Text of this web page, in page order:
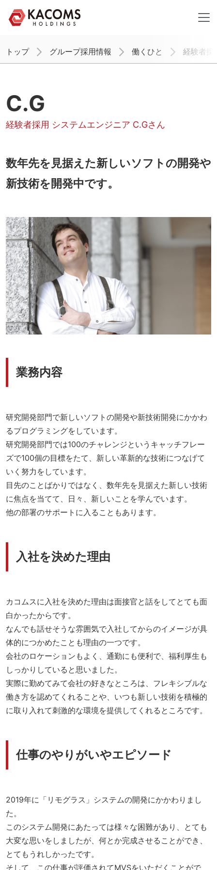
トップ グループ採用情報 働くひと 経験者採
C.G
経験者採用 システムエンジニア C.Gさん
数年先を見据えた新しいソフトの開発や
新技術を開発中です。
業務内容
研究開発部門で新しいソフトの開発や新技術開発にかかわ
るプログラミングをしています。
研究開発部門では100のチャレンジというキャッチフレー
ズで100個の目標をたて、新しい革新的な技術につなげて
いく努力をしています。
目先のことばかりではなく、数年先を見据えた新しい技術
に焦点を当てて、日々、新しいことを学んでいます。
他の部署のサポートに入ることもあります。
入社を決めた理由
カコムスに入社を決めた理由は面接官と話をしてとても面
白かったからです。
なんでも話せそうな雰囲気で入社してからのイメージが具
体的につかめたことも理由の一つです。
会社のロケーションもよく、通勤にも便利で、福利厚生も
しっかりしていると思いました。
実際に勤めてみて会社の好きなところは、フレキシブルな
働き方を認めてくれることや、いつも新しい技術を積極的
に取り入れて刺激的な環境を提供してくれるところです。
仕事のやりがいやエピソード
2019年に「リモグラス」システムの開発にかかわりまし
た。
このシステム開発にあたっては様々な困難があり、とても
大変な思いをしましたが、何とか完成させることができ、
とてもうれしかったです。
そして、この仕事が評価されてMVSをいただくことがで